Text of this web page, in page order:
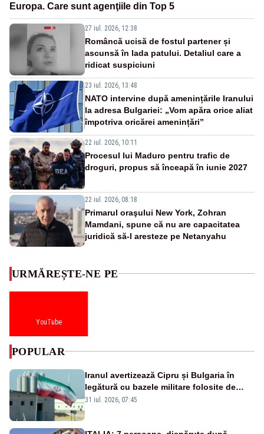
Europa. Care sunt agenţiile din Top 5
27 iul. 2026, 12:38
Româncă ucisă de fostul partener și
ascunsă în lada patului. Detaliul care a
ridicat suspiciuni
23 iul. 2026, 13:48
NATO intervine după amenințările Iranului
la adresa Bulgariei: „Vom apăra orice aliat
împotriva oricărei amenințări”
22 iul. 2026, 10:11
Procesul lui Maduro pentru trafic de
droguri, propus să înceapă în iunie 2027
22 iul. 2026, 08:18
Primarul oraşului New York, Zohran
Mamdani, spune că nu are capacitatea
juridică să-l aresteze pe Netanyahu
URMĂREȘTE-NE PE
YouTube
POPULAR
Iranul avertizează Cipru și Bulgaria în
legătură cu bazele militare folosite de
SUA
31 iul. 2026, 07:45